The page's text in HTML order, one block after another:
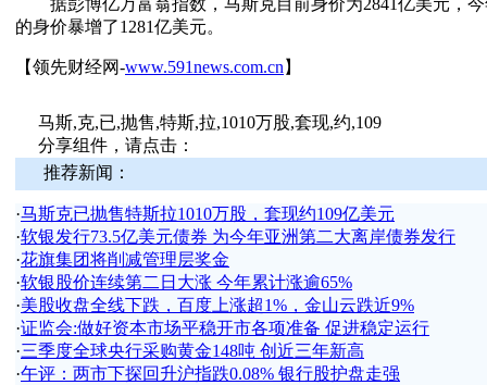
据彭博亿万富翁指数，马斯克目前身价为2841亿美元，今
的身价暴增了1281亿美元。
【领先财经网-www.591news.com.cn 】
马斯,克,已,抛售,特斯,拉,1010万股,套现,约,109
分享组件，请点击：
推荐新闻：
·马斯克已抛售特斯拉1010万股，套现约109亿美元
·软银发行73.5亿美元债券 为今年亚洲第二大离岸债券发行
·花旗集团将削减管理层奖金
·软银股价连续第二日大涨 今年累计涨逾65%
·美股收盘全线下跌，百度上涨超1%，金山云跌近9%
·证监会:做好资本市场平稳开市各项准备 促进稳定运行
·三季度全球央行采购黄金148吨 创近三年新高
·午评：两市下探回升沪指跌0.08% 银行股护盘走强